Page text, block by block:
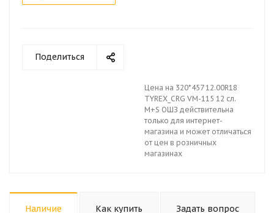
Поделиться
Цена на 320*457 12.00R18
TYREX_CRG VM-115 12 сл.
M+S ОШЗ действительна
только для интернет-
магазина и может отличаться
от цен в розничных
магазинах
Наличие Как купить Задать вопрос